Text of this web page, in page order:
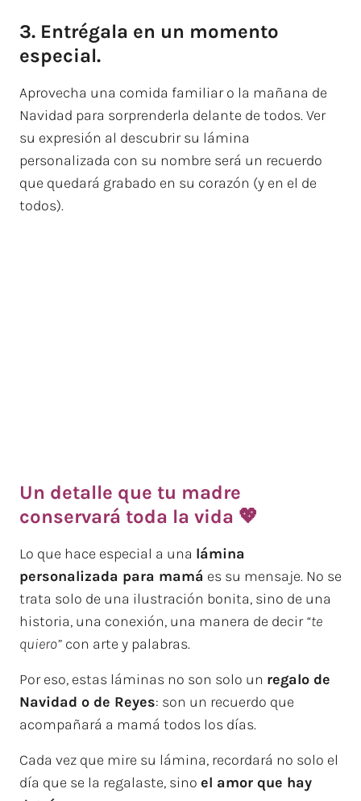
3. Entrégala en un momento
especial.
Aprovecha una comida familiar o la mañana de
Navidad para sorprenderla delante de todos. Ver
su expresión al descubrir su lámina
personalizada con su nombre será un recuerdo
que quedará grabado en su corazón (y en el de
todos).
Un detalle que tu madre
conservará toda la vida 💖
Lo que hace especial a una lámina
personalizada para mamá es su mensaje. No se
trata solo de una ilustración bonita, sino de una
historia, una conexión, una manera de decir“te
quiero” con arte y palabras.
Por eso, estas láminas no son solo un regalo de
Navidad o de Reyes: son un recuerdo que
acompañará a mamá todos los días.
Cada vez que mire su lámina, recordará no solo el
día que se la regalaste, sino el amor que hay